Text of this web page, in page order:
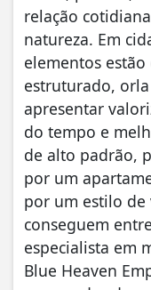
relação
natureza. Em
elementos
estruturado,
apresentar
do tempo e
de alto padrão,
por um
por um estilo de
conseguem
especialista em
Blue Heaven